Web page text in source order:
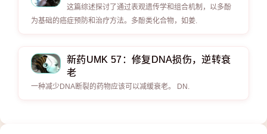
这篇综述探讨了通过表观遗传学和组合机制，以多酚
为基础的癌症预防和治疗方法。多酚类化合物，如姜.
新药UMK 57：修复DNA损伤，逆转衰
老
一种减少DNA断裂的药物应该可以减缓衰老。 DN.